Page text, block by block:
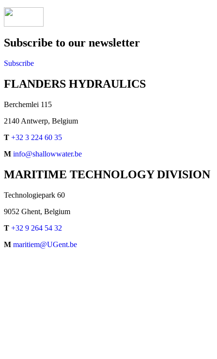
Subscribe to our newsletter
Subscribe
FLANDERS HYDRAULICS
Berchemlei 115
2140 Antwerp, Belgium
T +32 3 224 60 35
M info@shallowwater.be
MARITIME TECHNOLOGY DIVISION
Technologiepark 60
9052 Ghent, Belgium
T +32 9 264 54 32
M maritiem@UGent.be